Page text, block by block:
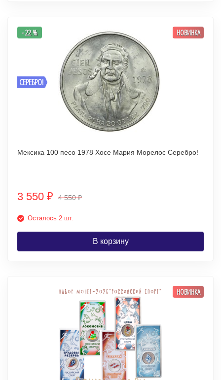
СЕРЕБРО!
- 22 % НОВИНКА
Мексика 100 песо 1978 Хосе Мария Морелос Серебро!
3 550 ₽ 4 550₽
Осталось 2 шт.
В корзину
НОВИНКА